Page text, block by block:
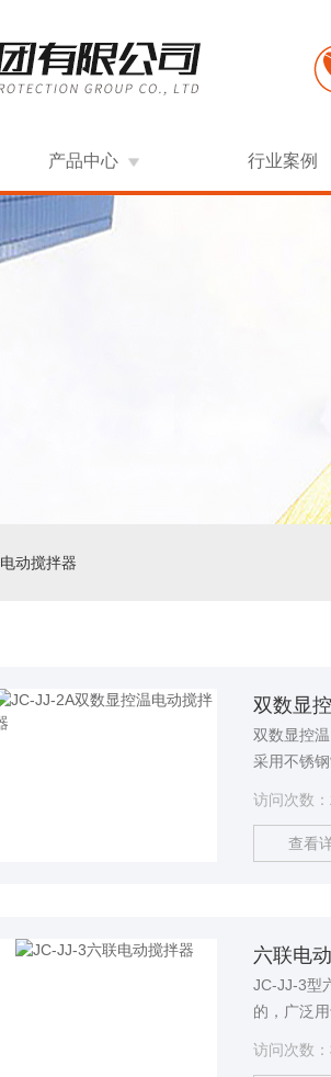
产品中心 行业案例
电动搅拌器
双数显
双数显控
采用不锈
访问次数：
查看
六联电
JC-JJ-3型
的，广泛
访问次数：